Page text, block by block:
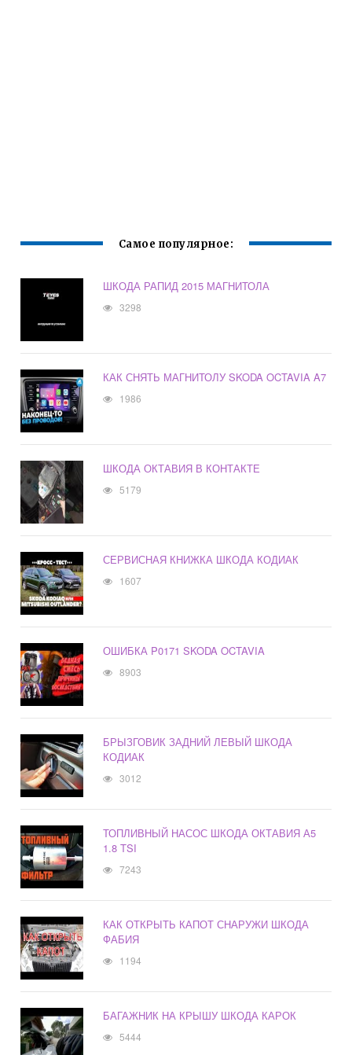
Самое популярное:
ШКОДА РАПИД 2015 МАГНИТОЛА
3298
КАК СНЯТЬ МАГНИТОЛУ SKODA OCTAVIA A7
1986
ШКОДА ОКТАВИЯ В КОНТАКТЕ
5179
СЕРВИСНАЯ КНИЖКА ШКОДА КОДИАК
1607
ОШИБКА P0171 SKODA OCTAVIA
8903
БРЫЗГОВИК ЗАДНИЙ ЛЕВЫЙ ШКОДА
КОДИАК
3012
ТОПЛИВНЫЙ НАСОС ШКОДА ОКТАВИЯ А5
1.8 TSI
7243
КАК ОТКРЫТЬ КАПОТ СНАРУЖИ ШКОДА
ФАБИЯ
1194
БАГАЖНИК НА КРЫШУ ШКОДА КАРОК
5444